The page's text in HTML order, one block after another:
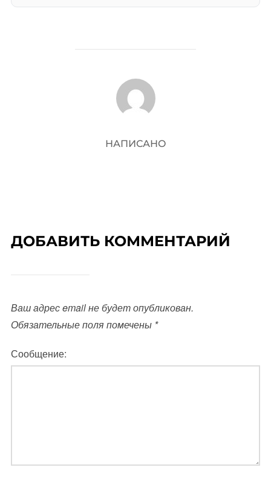
АВТОР ЗАПИСИ
НАПИСАНО
ДОБАВИТЬ КОММЕНТАРИЙ
Ваш адрес email не будет опубликован.
Обязательные поля помечены *
Сообщение: